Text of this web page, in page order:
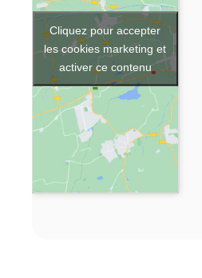
Cliquez pour accepter
les cookies marketing et
activer ce contenu